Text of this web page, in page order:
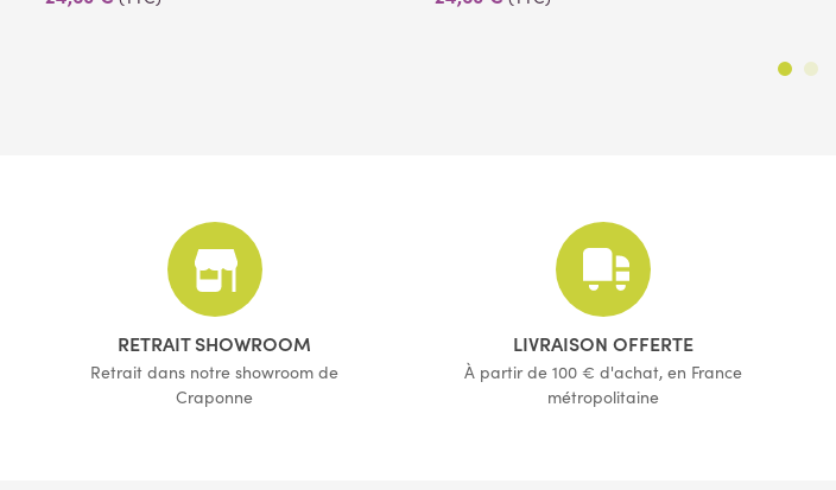
RETRAIT SHOWROOM
Retrait dans notre showroom de
Craponne
LIVRAISON OFFERTE
À partir de 100 € d'achat, en France
métropolitaine